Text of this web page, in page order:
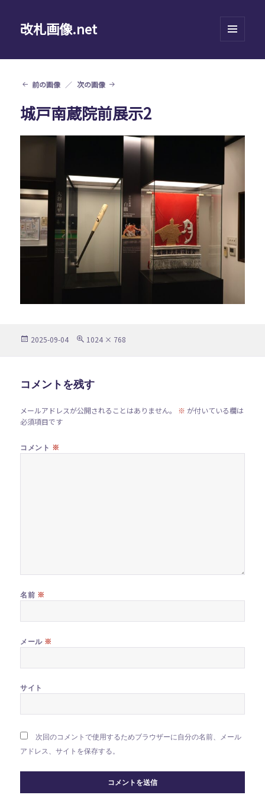
改札画像.net
ーとウ
前の画像 次の画像
城戸南蔵院前展示2
投
2025-09-04
フ
ズ
1024 × 768
コメントを残す
メールアドレスが公開されることはありません。 ※ が付いている欄は
必須項目です
コメント ※
名前 ※
メール ※
サイト
次回のコメントで使用するためブラウザーに自分の名前、メール
アドレス、サイトを保存する。